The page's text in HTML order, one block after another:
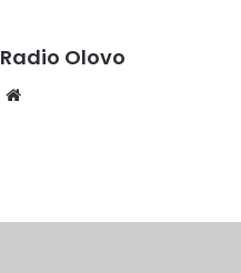
Radio Olovo